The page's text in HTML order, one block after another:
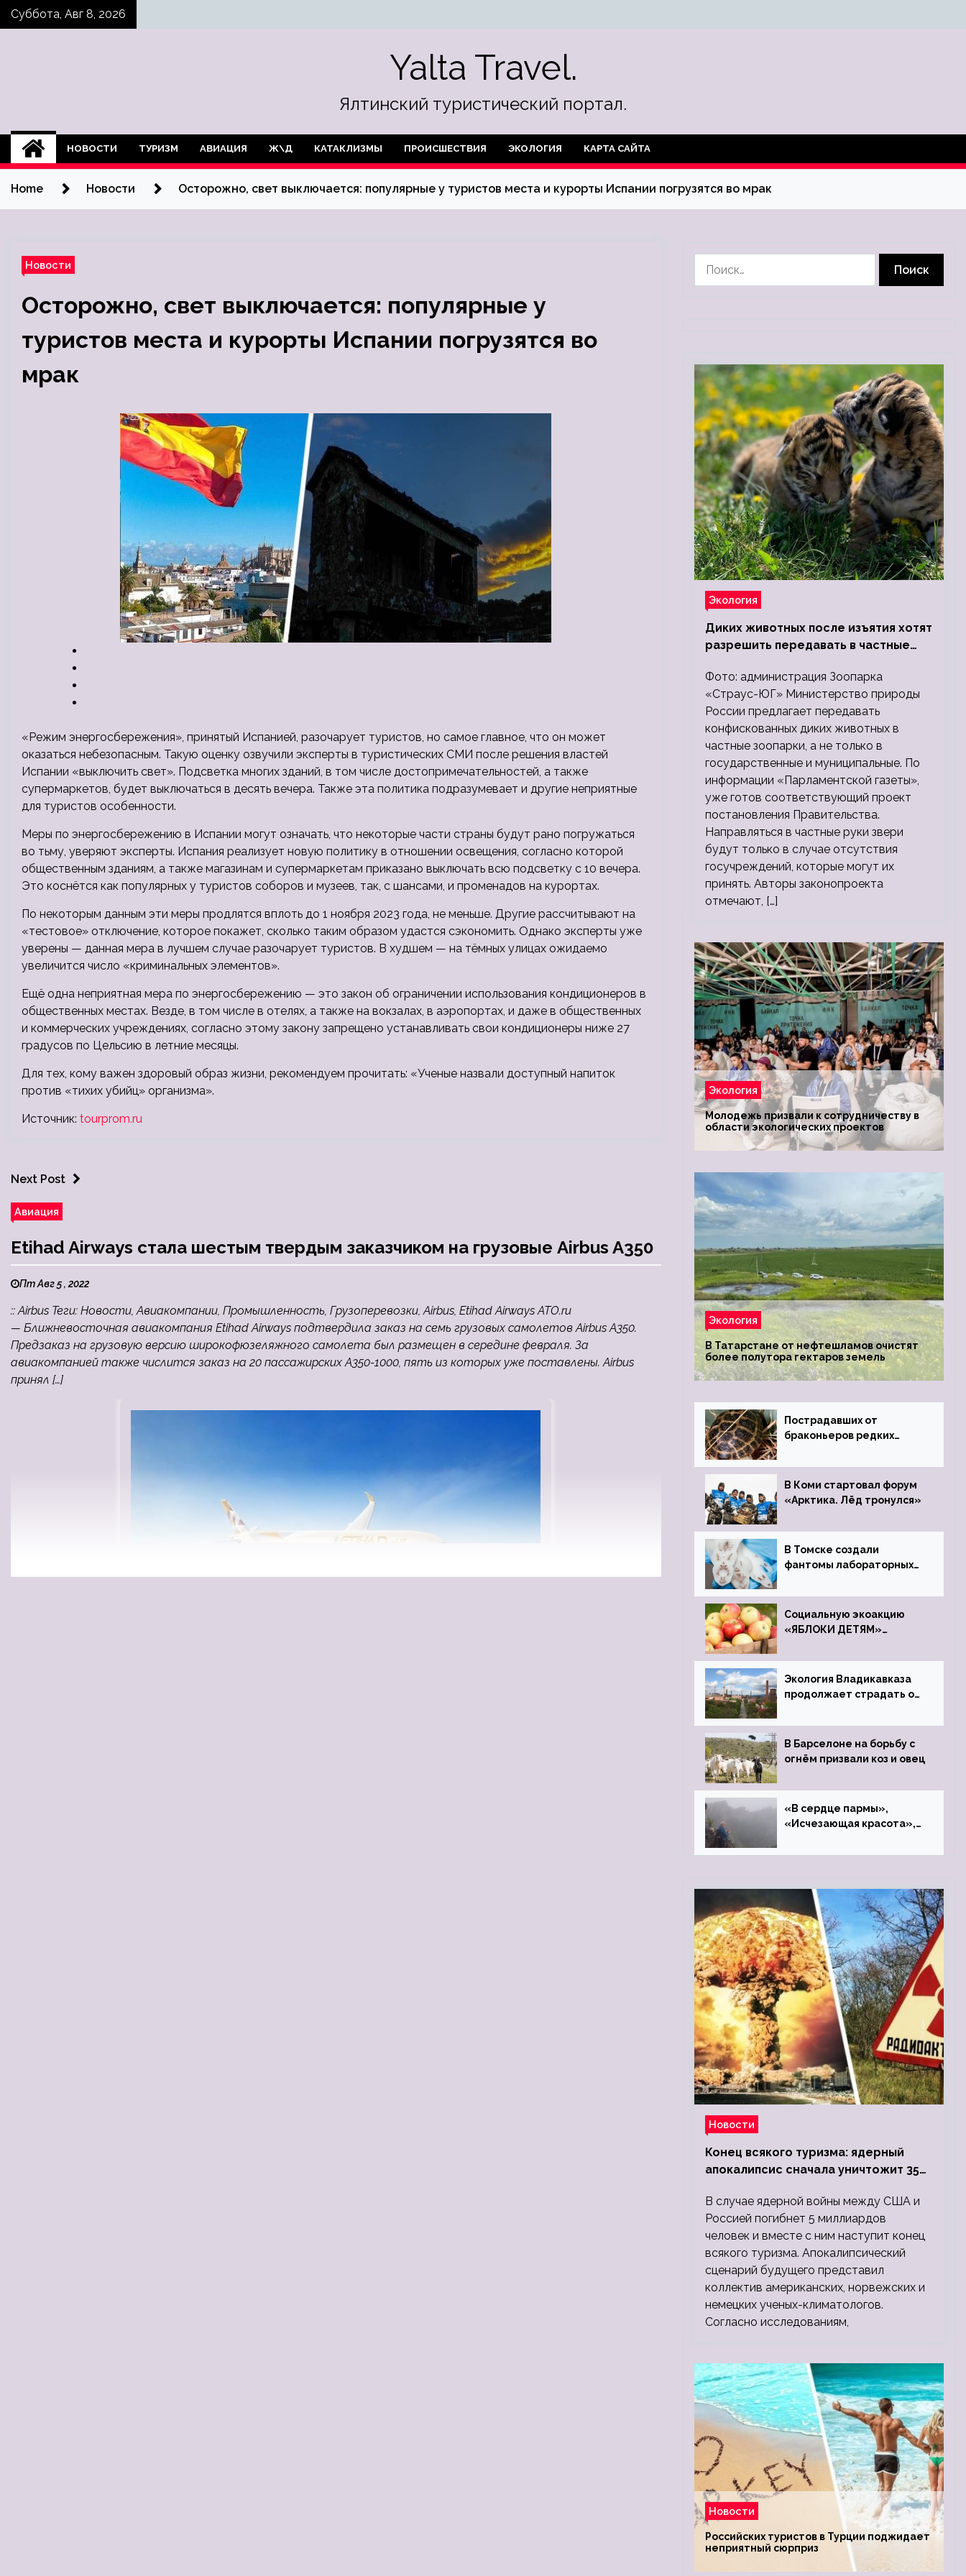
SkipСуббота, Авг 8, 2026
Yalta Travel.
Ялтинский туристический портал.
НОВОСТИ ТУРИЗМ АВИАЦИЯ Ж\Д КАТАКЛИЗМЫ ПРОИСШЕСТВИЯ ЭКОЛОГИЯ КАРТА САЙТА
Home Новости Осторожно, свет выключается: популярные у туристов места и курорты Испании погрузятся во мрак
Новости
Осторожно, свет выключается: популярные у
туристов места и курорты Испании погрузятся во
мрак
«Режим энергосбережения», принятый Испанией, разочарует туристов, но самое главное, что он может
оказаться небезопасным. Такую оценку озвучили эксперты в туристических СМИ после решения властей
Испании «выключить свет». Подсветка многих зданий, в том числе достопримечательностей, а также
супермаркетов, будет выключаться в десять вечера. Также эта политика подразумевает и другие неприятные
для туристов особенности.
Меры по энергосбережению в Испании могут означать, что некоторые части страны будут рано погружаться
во тьму, уверяют эксперты. Испания реализует новую политику в отношении освещения, согласно которой
общественным зданиям, а также магазинам и супермаркетам приказано выключать всю подсветку с 10 вечера.
Это коснётся как популярных у туристов соборов и музеев, так, с шансами, и променадов на курортах.
По некоторым данным эти меры продлятся вплоть до 1 ноября 2023 года, не меньше. Другие рассчитывают на
«тестовое» отключение, которое покажет, сколько таким образом удастся сэкономить. Однако эксперты уже
уверены — данная мера в лучшем случае разочарует туристов. В худшем — на тёмных улицах ожидаемо
увеличится число «криминальных элементов».
Ещё одна неприятная мера по энергосбережению — это закон об ограничении использования кондиционеров в
общественных местах. Везде, в том числе в отелях, а также на вокзалах, в аэропортах, и даже в общественных
и коммерческих учреждениях, согласно этому закону запрещено устанавливать свои кондиционеры ниже 27
градусов по Цельсию в летние месяцы.
Для тех, кому важен здоровый образ жизни, рекомендуем прочитать: «Ученые назвали доступный напиток
против «тихих убийц» организма».
Источник: tourprom.ru
Next Post
Авиация
Etihad Airways стала шестым твердым заказчиком на грузовые Airbus A350
Пт Авг 5 , 2022
:: Airbus Теги: Новости, Авиакомпании, Промышленность, Грузоперевозки, Airbus, Etihad Airways ATO.ru
— Ближневосточная авиакомпания Etihad Airways подтвердила заказ на семь грузовых самолетов Airbus A350.
Предзаказ на грузовую версию широкофюзеляжного самолета был размещен в середине февраля. За
авиакомпанией также числится заказ на 20 пассажирских A350-1000, пять из которых уже поставлены. Airbus
принял […]
Экология
Диких животных после изъятия хотят
разрешить передавать в частные
Фото: администрация Зоопарка
«Страус-ЮГ» Министерство природы
России предлагает передавать
конфискованных диких животных в
частные зоопарки, а не только в
государственные и муниципальные. По
информации «Парламентской газеты»,
уже готов соответствующий проект
постановления Правительства.
Направляться в частные руки звери
будут только в случае отсутствия
госучреждений, которые могут их
принять. Авторы законопроекта
отмечают, […]
Экология
Молодежь призвали к сотрудничеству в
области экологических проектов
Экология
В Татарстане от нефтешламов очистят
более полутора гектаров земель
Пострадавших от
браконьеров редких
Ростовский зоопарк
В Коми стартовал форум
«Арктика. Лёд тронулся»
В Томске создали
фантомы лабораторных
Социальную экоакцию
«ЯБЛОКИ ДЕТЯМ»
Экология Владикавказа
продолжает страдать от
завода
В Барселоне на борьбу с
огнём призвали коз и овец
«В сердце пармы»,
«Исчезающая красота»,
Новости
Конец всякого туризма: ядерный
апокалипсис сначала уничтожит 350
людей
В случае ядерной войны между США и
Россией погибнет 5 миллиардов
человек и вместе с ним наступит конец
всякого туризма. Апокалипсический
сценарий будущего представил
коллектив американских, норвежских и
немецких ученых-климатологов.
Согласно исследованиям,
Новости
Российских туристов в Турции поджидает
неприятный сюрприз